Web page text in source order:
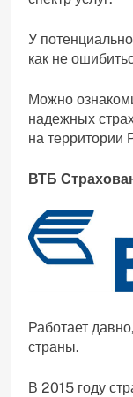
У
как не
Можно
надежных
на территории
ВТБ
Работает
страны.
В 2015 году